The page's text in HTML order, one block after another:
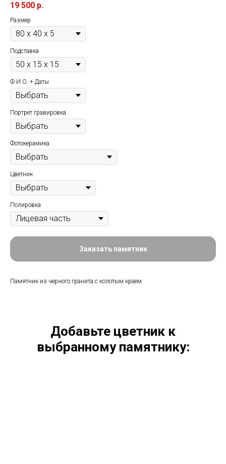
19 500 р.
Размер
Подставка
Ф.И.О. + Даты
Портрет гравировка
Фотокерамика
Цветник
Полировка
Заказать памятник
Памятник из черного гранита с колотым краем
Добавьте цветник к
выбранному памятнику: